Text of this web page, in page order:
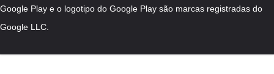
Google Play e o logotipo do Google Play são marcas registradas do
Google LLC.